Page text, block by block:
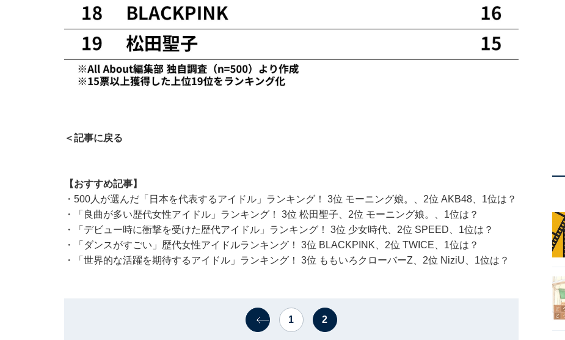
＜記事に戻る
【おすすめ記事】
・ 500人が選んだ「日本を代表するアイドル」ランキング！ 3位 モーニング娘。、2位 AKB48、1位は？
・
「良曲が多い歴代女性アイドル」ランキング！ 3位 松田聖子、2位 モーニング娘。、1位は？
・
「デビュー時に衝撃を受けた歴代アイドル」ランキング！ 3位 少女時代、2位 SPEED、1位は？
・
「ダンスがすごい」歴代女性アイドルランキング！ 3位 BLACKPINK、2位 TWICE、1位は？
・
「世界的な活躍を期待するアイドル」ランキング！ 3位 ももいろクローバーZ、2位 NiziU、1位は？
1 2